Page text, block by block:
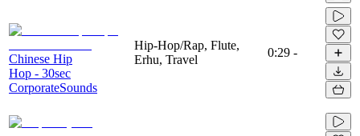
Chinese Hip
Hop - 30sec
CorporateSounds
Hip-Hop/Rap, Flute,
Erhu, Travel
0:29 -